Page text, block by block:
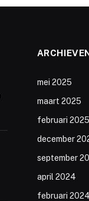
mei 2025
maart 2025
februari 2025
december
september
april 2024
februari 2024